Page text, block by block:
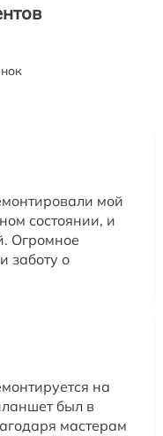
мой
состоянии, и
Огромное
заботу о
на
был в
мастерам